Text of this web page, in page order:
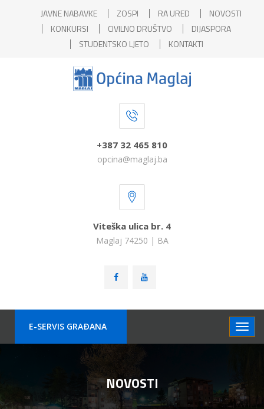
JAVNE NABAVKE ZOSPI RA URED
NOVOSTI
KONKURSI
CIVILNO DRUŠTVO
DIJASPORA
STUDENTSKO LJETO
KONTAKTI
+387 32 465 810
opcina@maglaj.ba
Viteška ulica br. 4
Maglaj 74250 | BA
E-SERVIS GRAÐANA
NOVOSTI